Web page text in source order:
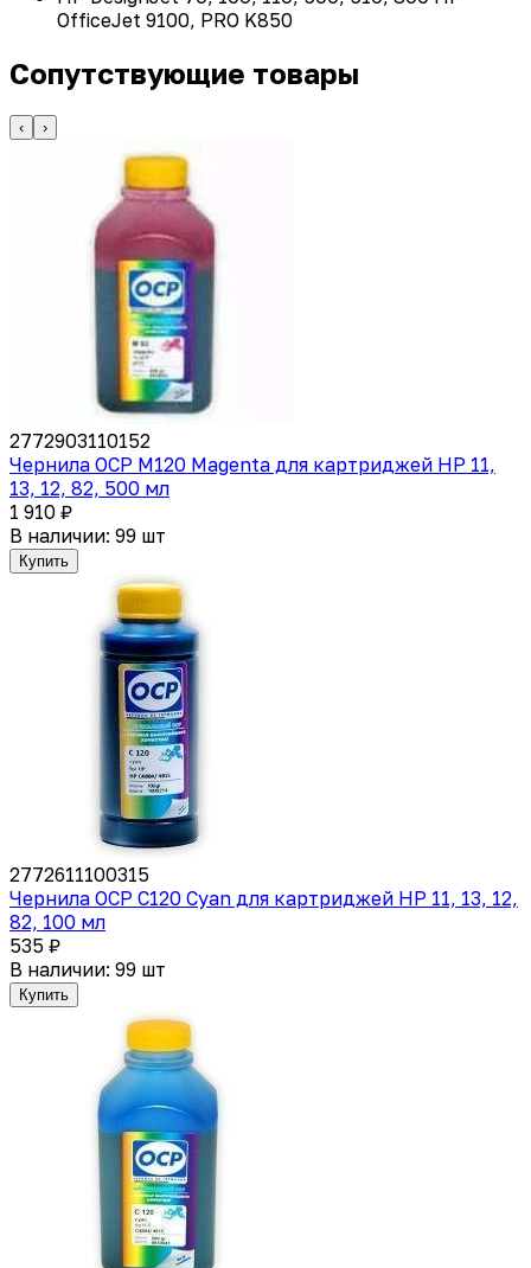
OfficeJet 9100, PRO K850
Сопутствующие товары
‹ ›
2772903110152
Чернила OCP M120 Magenta для картриджей HP 11,
13, 12, 82, 500 мл
1 910 ₽
В наличии: 99 шт
Купить
2772611100315
Чернила OCP C120 Cyan для картриджей HP 11, 13, 12,
82, 100 мл
535 ₽
В наличии: 99 шт
Купить